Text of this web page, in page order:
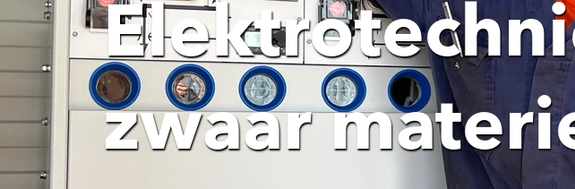
zwaar